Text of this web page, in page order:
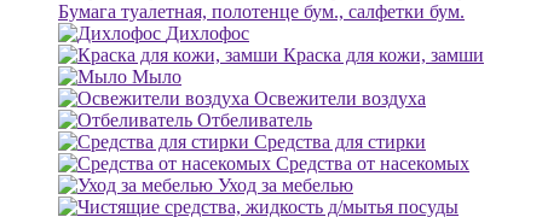
Бумага туалетная, полотенце бум., салфетки бум.
Дихлофос
Краска для кожи, замши
Мыло
Освежители воздуха
Отбеливатель
Средства для стирки
Средства от насекомых
Уход за мебелью